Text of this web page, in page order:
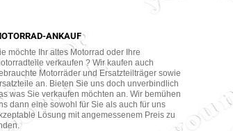
ANKAUF
möchte Ihr altes Motorrad oder Ihre
verkaufen ? Wir kaufen auch
Motorräder und Ersatzteilträger sowie
an. Bieten Sie uns doch unverbindlich
was Sie verkaufen möchten an. Wir bemühen
dann eine sowohl für Sie als auch für uns
Lösung mit angemessenem Preis zu